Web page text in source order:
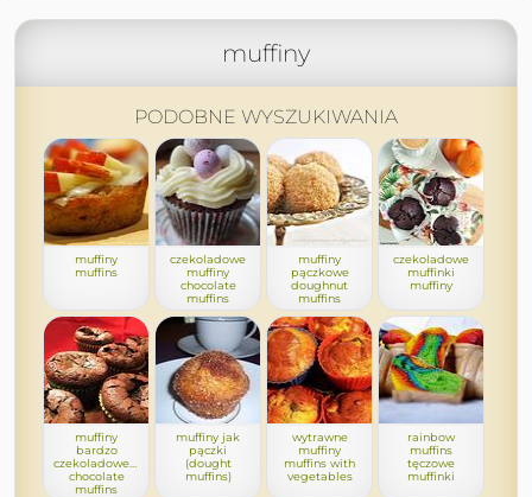
muffiny
PODOBNE WYSZUKIWANIA
muffiny
muffins
czekoladowe
muffiny
chocolate
muffins
muffiny
pączkowe
doughnut
muffins
czekoladowe
muffinki
muffiny
muffiny
bardzo
czekoladowevery
chocolate
muffins
muffiny jak
pączki
(dought
muffins)
wytrawne
muffiny
muffins with
vegetables
rainbow
muffins
tęczowe
muffinki